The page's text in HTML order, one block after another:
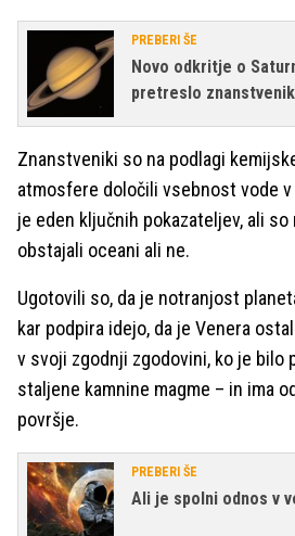
PREBERI ŠE
Novo odkritje o
pretreslo
Znanstveniki so na podlagi
atmosfere določili vsebnost vode
je eden ključnih pokazateljev, ali so
obstajali oceani ali ne.
Ugotovili so, da je notranjost
kar podpira idejo, da je Venera
v svoji zgodnji zgodovini, ko je bilo
staljene kamnine magme – in ima
površje.
PREBERI ŠE
Ali je spolni odnos v